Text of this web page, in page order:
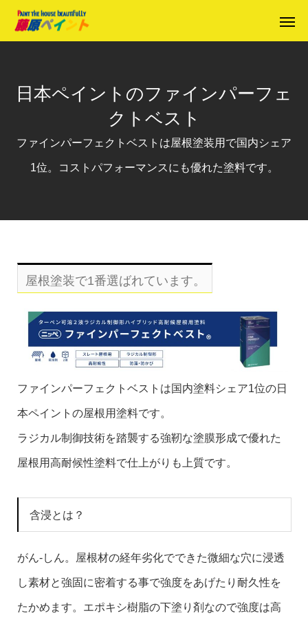
日本ペイントのファインパーフェ
クトベスト
ファインパーフェクトベストは屋根塗装用で国内シェア
1位。コストパフォーマンスにも優れた塗料です。
屋根塗装で1番選ばれています。
ファインパーフェクトベストは国内塗料シェア1位の日
本ペイントの屋根用塗料です。
ラジカル制御技術を踏襲する強靭な塗膜形成で優れた
屋根用高耐候性塗料で仕上がりも上質です。
含浸とは？
がん-しん。屋根材の経年劣化でできた微細な穴に浸透
し素材と強固に密着する事で強度をあげたり耐久性を
たかめます。エポキシ樹脂の下塗り剤なので強度は高